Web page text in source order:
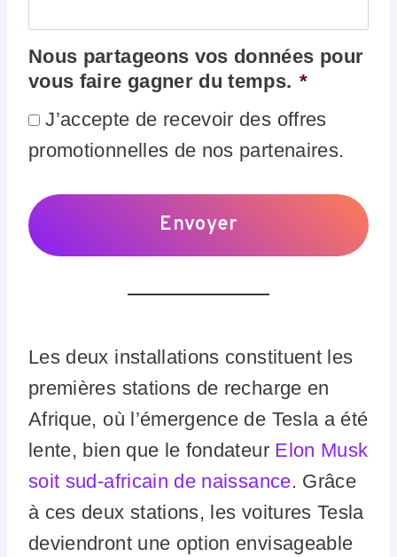
Nous partageons vos données pour
vous faire gagner du temps. *
J’accepte de recevoir des offres
promotionnelles de nos partenaires.
Les deux installations constituent les
premières stations de recharge en
Afrique, où l’émergence de Tesla a été
lente, bien que le fondateur Elon Musk
soit sud-africain de naissance. Grâce
à ces deux stations, les voitures Tesla
deviendront une option envisageable